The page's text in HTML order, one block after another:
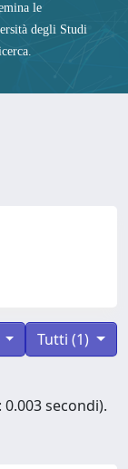
le
degli Studi
Tutti (1)
secondi).